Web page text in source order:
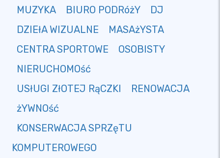
MUZYKA
BIURO PODRóżY
DJ
DZIEłA WIZUALNE
MASAżYSTA
CENTRA SPORTOWE
OSOBISTY
NIERUCHOMOść
USłUGI ZłOTEJ RąCZKI
RENOWACJA
żYWNOść
KONSERWACJA SPRZęTU
KOMPUTEROWEGO